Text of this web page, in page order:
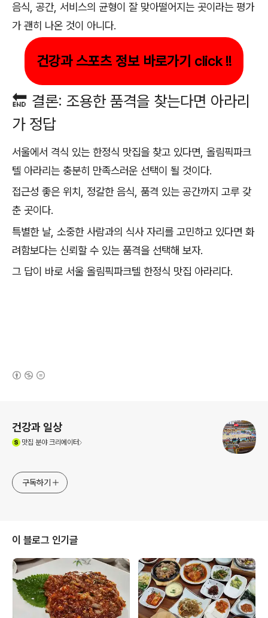
음식, 공간, 서비스의 균형이 잘 맞아떨어지는 곳이라는 평가
가 괜히 나온 것이 아니다.
건강과 스포츠 정보 바로가기 click !!
🔚 결론: 조용한 품격을 찾는다면 아라리
가 정답
서울에서 격식 있는 한정식 맛집을 찾고 있다면, 올림픽파크
텔 아라리는 충분히 만족스러운 선택이 될 것이다.
접근성 좋은 위치, 정갈한 음식, 품격 있는 공간까지 고루 갖
춘 곳이다.
특별한 날, 소중한 사람과의 식사 자리를 고민하고 있다면 화
려함보다는 신뢰할 수 있는 품격을 선택해 보자.
그 답이 바로 서울 올림픽파크텔 한정식 맛집 아라리다.
건강과 일상
맛집 분야 크리에이터
구독하기
이 블로그 인기글